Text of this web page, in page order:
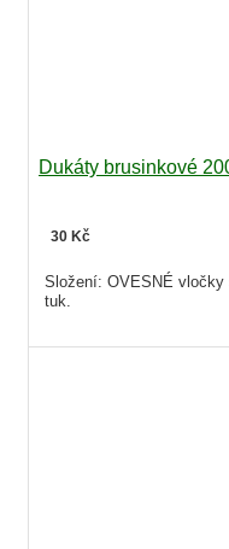
Dukáty brusinkové
30 Kč
Složení: OVESNÉ vločky
tuk.